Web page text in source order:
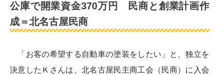
公庫で開業資金370万円 民商と創業計画作
成＝北名古屋民商
「お客の希望する自動車の塗装をしたい」と、独立を
決意したＫさんは、北名古屋民主商工会（民商）に入会